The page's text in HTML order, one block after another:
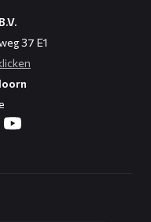
37 E1